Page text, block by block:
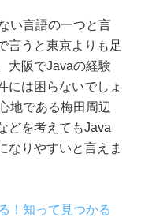
い言語の一つと言
言うと東京よりも足
大阪でJavaの経験
には困らないでしょ
地である梅田周辺
どを考えてもJava
なりやすいと言えま
！知って見つかる